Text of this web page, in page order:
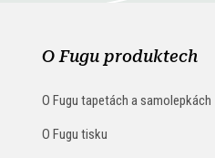
O Fugu produktech
O Fugu tapetách a samolepkách
O Fugu tisku